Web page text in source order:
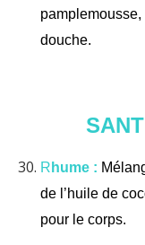
douche.
R hume :
de l’huile de
pour le corps.